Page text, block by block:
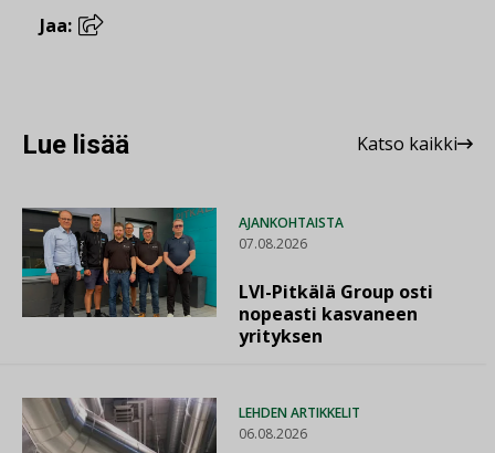
Jaa:
Lue lisää Katso kaikki
AJANKOHTAISTA
07.08.2026
LVI-Pitkälä Group osti
nopeasti kasvaneen
yrityksen
LEHDEN ARTIKKELIT
06.08.2026